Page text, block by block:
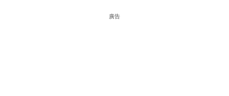
廣告